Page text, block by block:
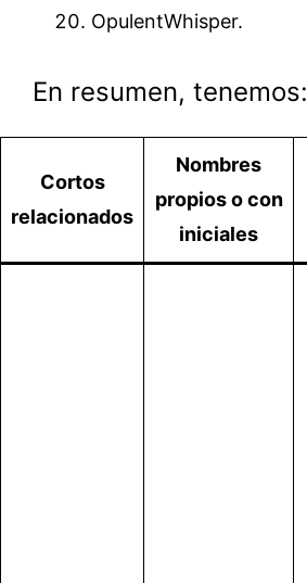
OpulentWhisper.
En resumen, tenemos:
Cortos
relacionados
Nombres
propios o con
iniciales